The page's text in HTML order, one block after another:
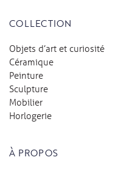
COLLECTION
Objets d’art et curiosité
Céramique
Peinture
Sculpture
Mobilier
Horlogerie
À PROPOS